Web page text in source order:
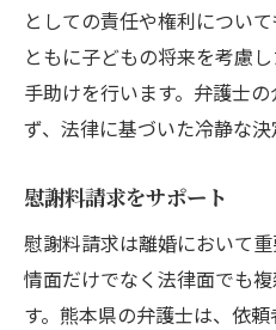
としての責任や権利につい
ともに子どもの将来を考慮
手助けを行います。弁護士
ず、法律に基づいた冷静な決
慰謝料請求をサポート
慰謝料請求は離婚において
情面だけでなく法律面でも
す。熊本県の弁護士は、依